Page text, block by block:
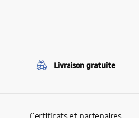
Livraison gratuite